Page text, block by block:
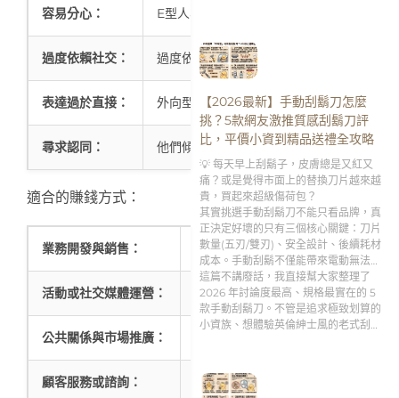
容易分心： E型人容易被外部刺激干擾，可能難以專注
過度依賴社交： 過度依賴人際互動可能導致自我價值與他人
表達過於直接： 外向型的人有時可能太直率，無意中傷害他
尋求認同： 他們傾向於希望得到別人的認可，可能導致
適合的賺錢方式：
業務開發與銷售： E型人擅長溝通、建立關係，是業
活動或社交媒體運營： 外向型的人適合負責活動籌劃或社
公共關係與市場推廣：
顧客服務或諮詢： 外向型性格適合提供支持性服務，
【2026最新】手動刮鬍刀怎麼
挑？5款網友激推質感刮鬍刀評
比，平價小資到精品送禮全攻略
💡 每天早上刮鬍子，皮膚總是又紅又
痛？或是覺得市面上的替換刀片越來越
貴，買起來超級傷荷包？
其實挑選手動刮鬍刀不能只看品牌，真
正決定好壞的只有三個核心關鍵：刀片
數量(五刃/雙刃)、安全設計、後續耗材
成本。手動刮鬍不僅能帶來電動無法比
擬的「極致貼合刮淨度」，更是男人專
屬的「早晨理容儀式感」。
這篇不講廢話，我直接幫大家整理了
2026 年討論度最高、規格最實在的 5
款手動刮鬍刀。不管是追求極致划算的
小資族、想體驗英倫紳士風的老式刮鬍
雷！👇